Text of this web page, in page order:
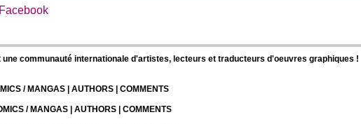
communauté internationale d'artistes, lecteurs et traducteurs d'oeuvres graphiques !
/ MANGAS | AUTHORS | COMMENTS
/ MANGAS | AUTHORS | COMMENTS